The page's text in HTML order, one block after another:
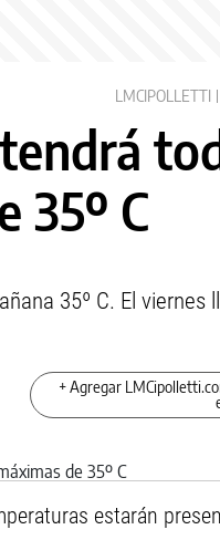
LMCIPOLLETTI
35º C
35º C. El
+ Agregar
estarán